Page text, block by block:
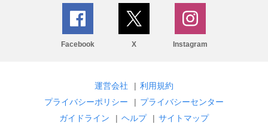
Facebook X Instagram
運営会社 | 利用規約
プライバシーポリシー
| プライバシーセンター
ガイドライン
| ヘルプ | サイトマップ